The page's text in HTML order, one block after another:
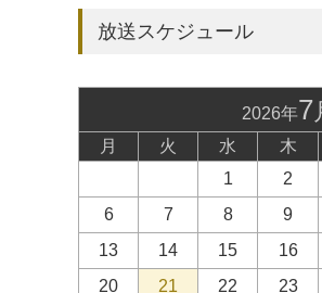
放送スケジュール
2026年7
月 火 水 木
1
2
6
7 8 9
13
14 15 16
20
21 22 23